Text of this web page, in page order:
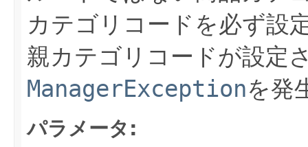
カテゴリコードを必ず設
親カテゴリコードが設定
ManagerExceptionを発
パラメータ: